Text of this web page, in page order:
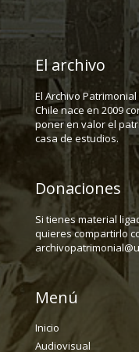
El archivo
El Archivo
Chile nace en 2009
poner en valor el
casa de estudios.
Donaciones
Si tienes material
quieres compartirlo
Menú
Inicio
Audiovisual